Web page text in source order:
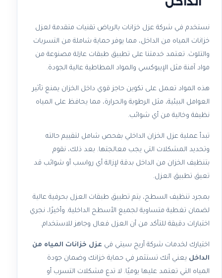
نستخدم في شركة عزل خزانات بالرياض تقنيات متقدمة لعزل
خزانات المياه من الداخل، مما يوفر حماية شاملة من التسربات
والتلوث. تعتمد خدمتنا على تطبيق طبقات عازلة مصنوعة من
مواد آمنة مثل الإيبوكسي والمواد المطاطية عالية الجودة.
هذه المواد تعمل على تكوين حاجز قوي داخل الخزان يمنع تأثير
العوامل البيئية، مثل الرطوبة والحرارة، مما يحافظ على المياه
نظيفة وخالية من أي شوائب.
تبدأ عملية عزل الخزان الداخلي بفحص شامل لتقييم حالته
وتحديد المشكلات التي يجب معالجتها. بعد ذلك، نقوم
بتنظيف الخزان من الداخل بدقة لإزالة أي رواسب أو شوائب قد
تعيق تطبيق العزل.
بمجرد تنظيف السطح، يتم تطبيق طبقات العزل بحرفية عالية
لضمان تغطية متساوية لجميع الأسطح الداخلية. وأخيرًا، نجري
اختبارات دقيقة للتأكد من أن العزل فعال وجاهز للاستخدام.
اختيارك لخدمات شركة أريج سيتي في عزل خزانات المياه من
الداخل يعني أنك تستثمر في حماية خزانك وضمان جودة
المياه التي تعتمد عليها يوميًا. لا تدع مشكلات التسرب أو